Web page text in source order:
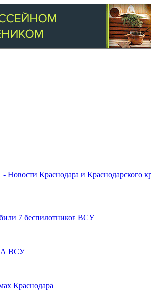
Новости Краснодара и Краснодарского
7 беспилотников ВСУ
ВСУ
Краснодара